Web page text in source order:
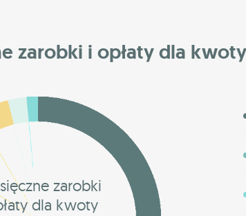
zarobki i opłaty dla kwoty
zarobki
dla kwoty